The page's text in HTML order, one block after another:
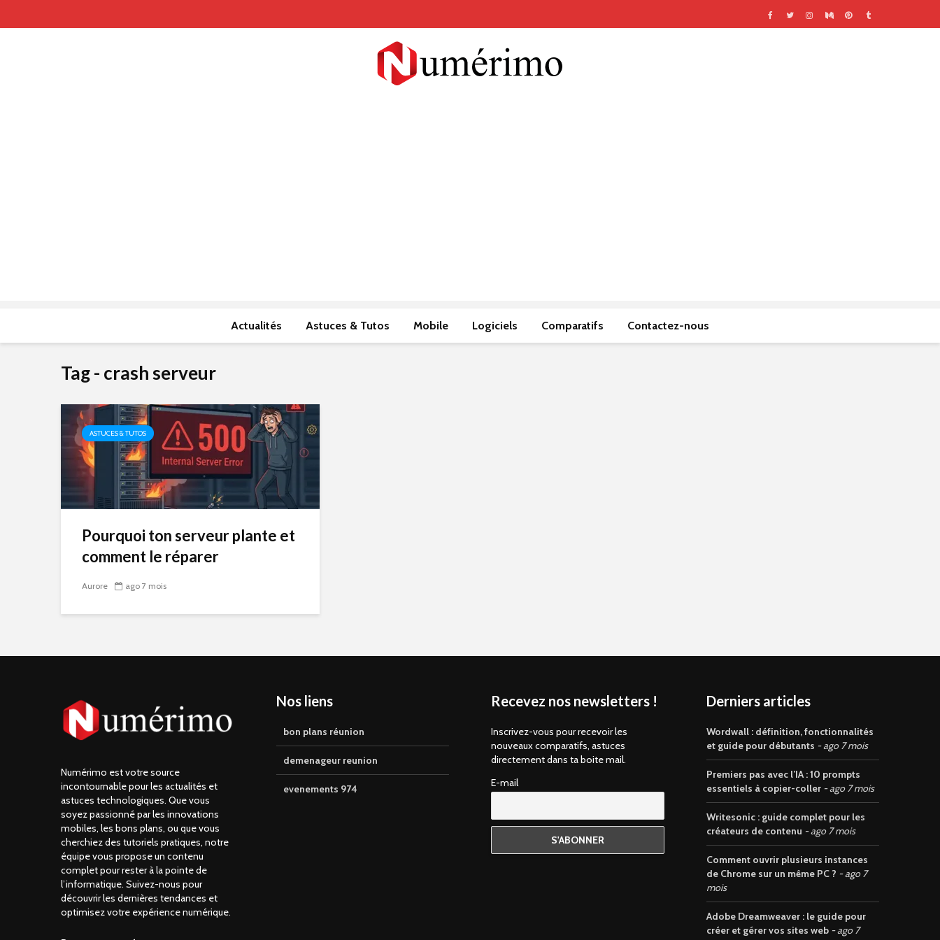
Actualités Astuces & Tutos Mobile Logiciels Comparatifs Contactez-nous
Tag - crash serveur
ASTUCES & TUTOS
Pourquoi ton serveur plante et
comment le réparer
Aurore ago 7 mois
Numérimo est votre source
incontournable pour les actualités et
astuces technologiques. Que vous
soyez passionné par les innovations
mobiles, les bons plans, ou que vous
cherchiez des tutoriels pratiques, notre
équipe vous propose un contenu
complet pour rester à la pointe de
l’informatique. Suivez-nous pour
découvrir les dernières tendances et
optimisez votre expérience numérique.
Nos liens
bon plans réunion
demenageur reunion
evenements 974
Recevez nos newsletters !
Inscrivez-vous pour recevoir les
nouveaux comparatifs, astuces
directement dans ta boite mail.
E-mail
Derniers articles
Wordwall : définition, fonctionnalités
et guide pour débutants
ago 7 mois
Premiers pas avec l’IA : 10 prompts
essentiels à copier-coller
ago 7 mois
Writesonic : guide complet pour les
créateurs de contenu
ago 7 mois
Comment ouvrir plusieurs instances
de Chrome sur un même PC ?
ago 7
mois
Adobe Dreamweaver : le guide pour
créer et gérer vos sites web
ago 7